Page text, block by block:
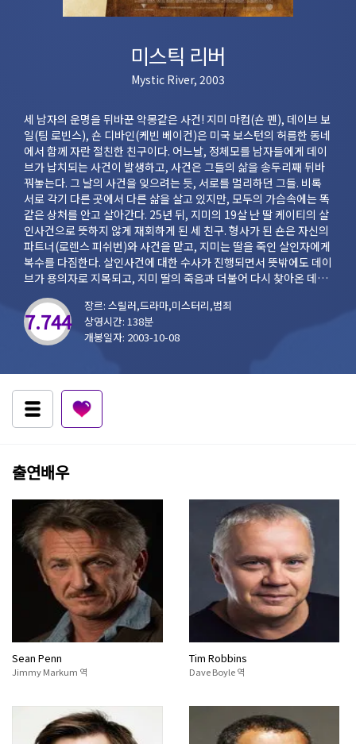
미스틱 리버
Mystic River, 2003
세 남자의 운명을 뒤바꾼 악몽같은 사건! 지미 마컴(숀 펜), 데이브 보
일(팀 로빈스), 숀 디바인(케빈 베이컨)은 미국 보스턴의 허름한 동네
에서 함께 자란 절친한 친구이다. 어느날, 정체모를 남자들에게 데이
브가 납치되는 사건이 발생하고, 사건은 그들의 삶을 송두리째 뒤바
꿔놓는다. 그 날의 사건을 잊으려는 듯, 서로를 멀리하던 그들. 비록
서로 각기 다른 곳에서 다른 삶을 살고 있지만, 모두의 가슴속에는 똑
같은 상처를 안고 살아간다. 25년 뒤, 지미의 19살 난 딸 케이티의 살
인사건으로 뜻하지 않게 재회하게 된 세 친구. 형사가 된 숀은 자신의
파트너(로렌스 피쉬번)와 사건을 맡고, 지미는 딸을 죽인 살인자에게
복수를 다짐한다. 살인사건에 대한 수사가 진행되면서 뜻밖에도 데이
브가 용의자로 지목되고, 지미 딸의 죽음과 더불어 다시 찾아온 데이
하고 마는데... 세 친구의 우정, 가정, 그리고 그 옛날 사라졌던 순수함
에 대한 아픈 과거가 악몽처럼 되살아난다.
7.744
장르: 스릴러,드라마,미스터리,범죄
상영시간: 138분
개봉일자: 2003-10-08
출연배우
Sean Penn
Jimmy Markum 역
Tim Robbins
Dave Boyle 역